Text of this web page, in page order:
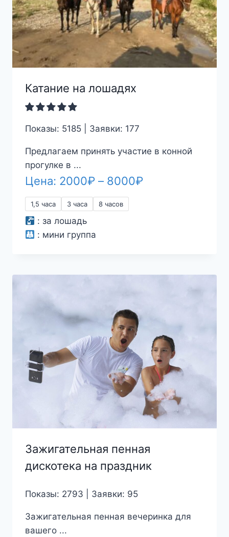
Катание на лошадях
Показы: 5185 | Заявки: 177
Предлагаем принять участие в конной
прогулке в ...
Цена: 2000₽ – 8000₽Диапазон
1,5 часа 3 часа 8 часов
: за лошадь
: мини группа
Зажигательная пенная
дискотека на праздник
Показы: 2793 | Заявки: 95
Зажигательная пенная вечеринка для
вашего ...